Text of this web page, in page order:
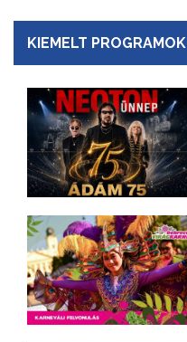
KIEMELT PROGRAMOK